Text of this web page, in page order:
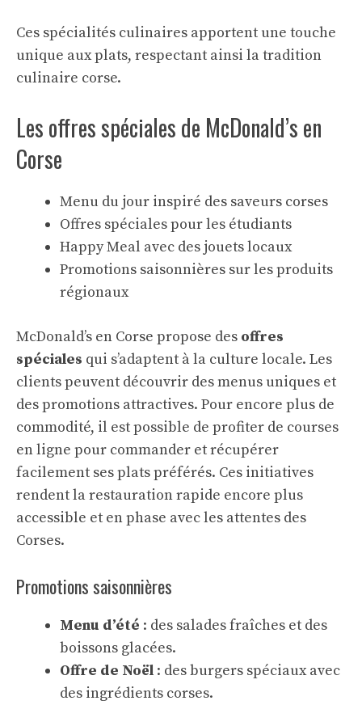
Ces spécialités culinaires apportent une touche
unique aux plats, respectant ainsi la tradition
culinaire corse.
Les offres spéciales de McDonald’s en
Corse
Menu du jour inspiré des saveurs corses
Offres spéciales pour les étudiants
Happy Meal avec des jouets locaux
Promotions saisonnières sur les produits
régionaux
McDonald’s en Corse propose des offres
spéciales qui s’adaptent à la culture locale. Les
clients peuvent découvrir des menus uniques et
des promotions attractives. Pour encore plus de
commodité, il est possible de profiter de courses
en ligne pour commander et récupérer
facilement ses plats préférés. Ces initiatives
rendent la restauration rapide encore plus
accessible et en phase avec les attentes des
Corses.
Promotions saisonnières
Menu d’été : des salades fraîches et des
boissons glacées.
Offre de Noël : des burgers spéciaux avec
des ingrédients corses.